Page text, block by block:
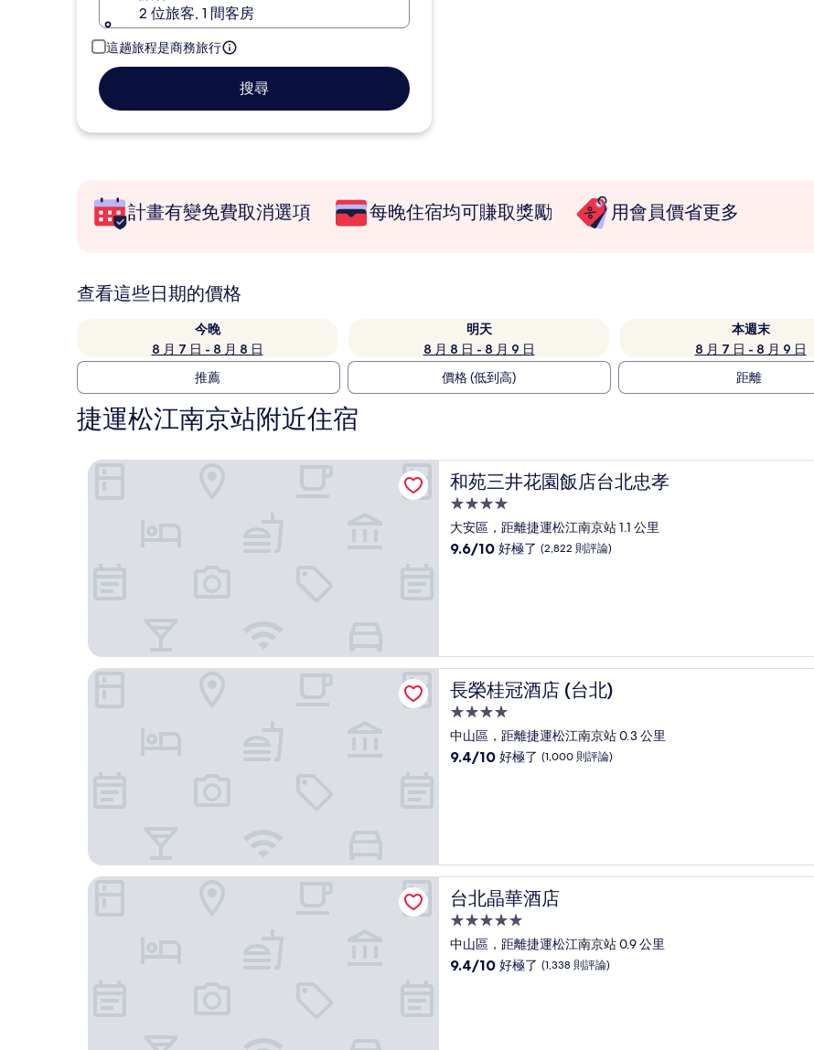
2 位旅客, 1 間客房
這趟旅程是商務旅行
搜尋
計畫有變免費取消選項 每晚住宿均可賺取獎勵 用會員價省更多
查看這些日期的價格
今晚
8 月 7 日 - 8 月 8 日
明天
8 月 8 日 - 8 月 9 日
本週末
8 月 7 日 - 8 月 9 日
推薦
價格 (低到高) 距離
捷運松江南京站附近住宿
和苑三井花園飯店台北忠孝
和苑三井花園飯店台北忠孝
4.0
星
級
大安區，距離捷運松江南京站 1.1 公里
9.6
極
了，
(2,822
則
評
論)
9.6/10 好極了 (2,822 則評論)
和苑三井花園飯店台北忠孝
長榮桂冠酒店 (台北)
長榮桂冠酒店 (台北)
4.0
星
級
中山區，距離捷運松江南京站 0.3 公里
9.4
極
了，
(1,000
則
評
論)
9.4/10 好極了 (1,000 則評論)
長榮桂冠酒店 (台北)
台北晶華酒店
台北晶華酒店
5.0
星
級
中山區，距離捷運松江南京站 0.9 公里
9.4
9.4/10 好極了 (1,338 則評論)
台北晶華酒店